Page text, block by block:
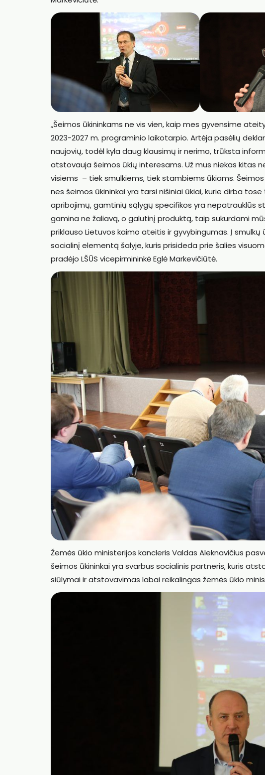
„Šeimos ūkininkams ne vis vien, kaip mes gyvensime
2023-2027 m. programinio laikotarpio. Artėja pasėlių
naujovių, todėl kyla daug klausimų ir nerimo, trūksta
atstovauja šeimos ūkių interesams. Už mus niekas kitas
visiems – tiek smulkiems, tiek stambiems ūkiams.
nes šeimos ūkininkai yra tarsi nišiniai ūkiai, kurie dirba
apribojimų, gamtinių sąlygų specifikos yra nepatrauklūs
gamina ne žaliavą, o galutinį produktą, taip sukurdami
priklauso Lietuvos kaimo ateitis ir gyvybingumas. Į
socialinį elementą šalyje, kuris prisideda prie šalies
pradėjo LŠŪS vicepirmininkė Eglė Markevičiūtė.
Žemės ūkio ministerijos kancleris Valdas Aleknavičius
šeimos ūkininkai yra svarbus socialinis partneris, kuris
siūlymai ir atstovavimas labai reikalingas žemės ūkio